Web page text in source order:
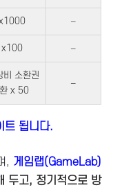
–
x100 –
소환권
x 50
–
트 됩니다.
, 게임랩(GameLab)
두고, 정기적으로 방